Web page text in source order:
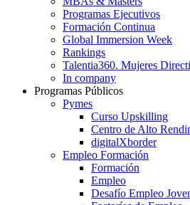
Programas Ejecutivos
Formación Continua
Global Immersion Week
Rankings
Talentia360. Mujeres
In company
Programas Públicos
Pymes
Curso Upskilling
Centro de Alto
digitalXborder
Empleo Formación
Formación
Empleo
Desafío Empleo